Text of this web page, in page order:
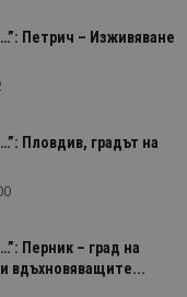
Петрич – Изживяване
Пловдив, градът на
Перник – град на
вдъхновяващите...